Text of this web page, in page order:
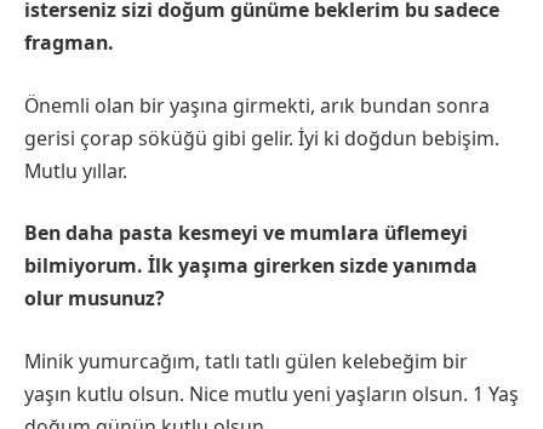
isterseniz sizi doğum günüme beklerim bu sadece
fragman.
Önemli olan bir yaşına girmekti, arık bundan sonra
gerisi çorap söküğü gibi gelir. İyi ki doğdun bebişim.
Mutlu yıllar.
Ben daha pasta kesmeyi ve mumlara üflemeyi
bilmiyorum. İlk yaşıma girerken sizde yanımda
olur musunuz?
Minik yumurcağım, tatlı tatlı gülen kelebeğim bir
yaşın kutlu olsun. Nice mutlu yeni yaşların olsun. 1 Yaş